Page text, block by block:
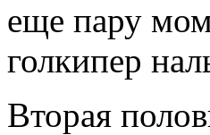
еще пару
голкипер
Вторая